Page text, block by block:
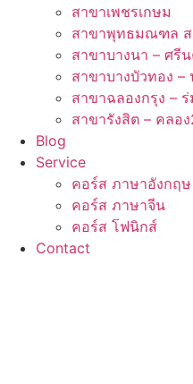
สาขาเพชรเกษม
สาขาพุทธมณฑล ส
สาขาบางนา – ศรี
สาขาบางบัวทอง –
สาขาฉลองกรุง –
สาขารังสิต – คลอ
Blog
Service
คอร์ส ภาษาอังกฤษ
คอร์ส ภาษาจีน
คอร์ส โฟนิกส์
Contact